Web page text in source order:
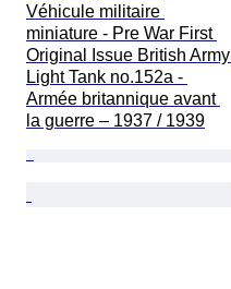
Véhicule militaire
miniature - Pre War First
Original Issue British Army
Light Tank no.152a -
Armée britannique avant
la guerre – 1937 / 1939